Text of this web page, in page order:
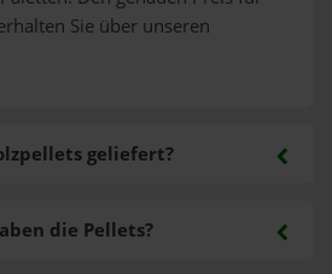
Sie über unseren
geliefert?
die Pellets?